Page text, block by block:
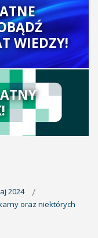
WIEDZY!
2024
oraz niektórych